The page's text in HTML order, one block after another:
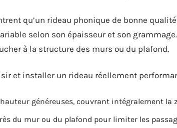
qu’un rideau phonique de bonne
selon son épaisseur et son
à la structure des murs ou du plafond.
et installer un rideau réellement
généreuses, couvrant intégralement la
du mur ou du plafond pour limiter les